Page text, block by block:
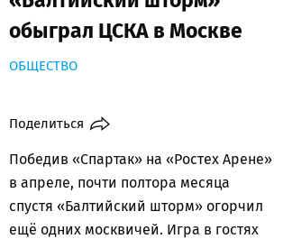
обыграл ЦСКА в Москве
ОБЩЕСТВО
Поделиться
Победив «Спартак» на «Ростех Арене»
в апреле, почти полтора месяца
спустя «Балтийский шторм» огорчил
ещё одних москвичей. Игра в гостях